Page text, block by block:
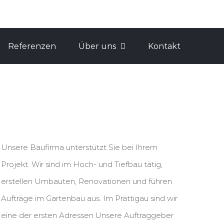
Referenzen Über uns Kontakt
Unsere Baufirma unterstützt Sie bei Ihrem
Projekt. Wir sind im Hoch- und Tiefbau tätig,
erstellen Umbauten, Renovationen und führen
Aufträge im Gartenbau aus. Im Prättigau sind wir
eine der ersten Adressen.Unsere Auftraggeber